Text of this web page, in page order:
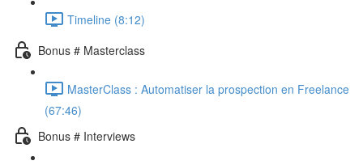
Timeline (8:12)
Bonus # Masterclass
MasterClass : Automatiser la prospection en Freelance
(67:46)
Bonus # Interviews